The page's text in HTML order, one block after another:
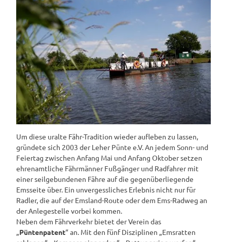
Um diese uralte Fähr-Tradition wieder aufleben zu lassen,
gründete sich 2003 der Leher Pünte e.V. An jedem Sonn- und
Feiertag zwischen Anfang Mai und Anfang Oktober setzen
ehrenamtliche Fährmänner Fußgänger und Radfahrer mit
einer seilgebundenen Fähre auf die gegenüberliegende
Emsseite über. Ein unvergessliches Erlebnis nicht nur für
Radler, die auf der Emsland-Route oder dem Ems-Radweg an
der Anlegestelle vorbei kommen.
Neben dem Fährverkehr bietet der Verein das
„Püntenpatent“ an. Mit den fünf Disziplinen „Emsratten